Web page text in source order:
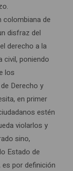
colombiana de
disfraz del
derecho a la
civil, poniendo
los
Derecho y
en primer
estén
violarlos y
sino,
Estado de
por definición